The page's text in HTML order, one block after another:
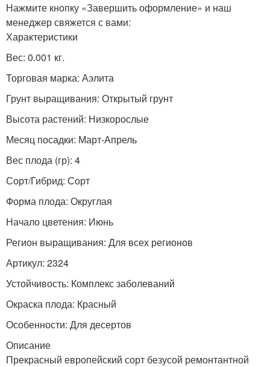
Нажмите кнопку «Завершить оформление» и наш
менеджер свяжется с вами:
Характеристики
Вес: 0.001 кг.
Торговая марка: Аэлита
Грунт выращивания: Открытый грунт
Высота растений: Низкорослые
Месяц посадки: Март-Апрель
Вес плода (гр): 4
Сорт/Гибрид: Сорт
Форма плода: Округлая
Начало цветения: Июнь
Регион выращивания: Для всех регионов
Артикул: 2324
Устойчивость: Комплекс заболеваний
Окраска плода: Красный
Особенности: Для десертов
Описание
Прекрасный европейский сорт безусой ремонтантной